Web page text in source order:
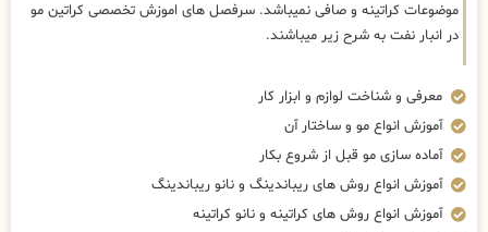
موضوعات کراتینه و صافی نمیباشد. سرفصل های اموزش تخصصی کراتین مو
در انبار نفت به شرح زیر میباشند.
معرفی و شناخت لوازم و ابزار کار
آموزش انواع مو و ساختار آن
آماده سازی مو قبل از شروع بکار
آموزش انواع روش های ریباندینگ و نانو ریباندینگ
آموزش انواع روش های کراتینه و نانو کراتینه